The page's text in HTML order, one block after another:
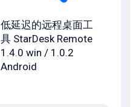
低延迟的远程桌面工
具 StarDesk Remote
1.4.0 win / 1.0.2
Android